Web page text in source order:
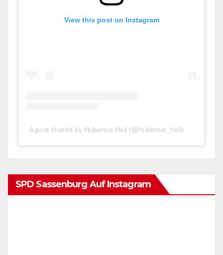
View this post on Instagram
A post shared by Hubertus Heil (@hubertus_heil)
SPD Sassenburg Auf Instagram